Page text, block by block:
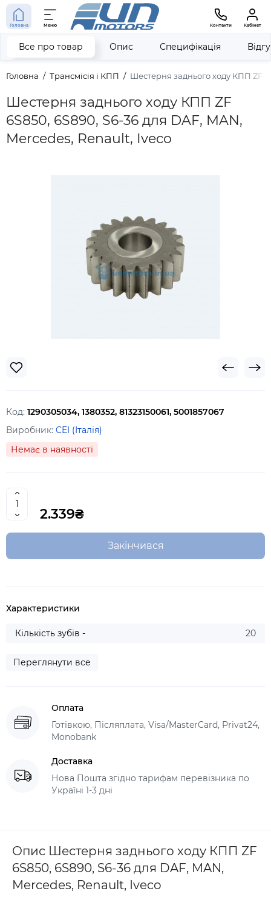
Головна Меню Контакти Кабінет
Головна Трансмісія і КПП Шестерня заднього ходу КПП ZF
Шестерня заднього ходу КПП ZF
6S850, 6S890, S6-36 для DAF, MAN,
Mercedes, Renault, Iveco
Все про товар Опис Специфікація
Код: 1290305034, 1380352, 81323150061, 5001857067
Виробник: CEI (Італія)
Немає в наявності
2.339₴
Закінчився
Характеристики
Кількість зубів - 20
Переглянути все
Оплата
Готівкою, Післяплата, Visa/MasterCard, Privat24,
Monobank
Доставка
Нова Пошта згідно тарифам перевізника по
Україні 1-3 дні
Опис Шестерня заднього ходу КПП ZF
6S850, 6S890, S6-36 для DAF, MAN,
Mercedes, Renault, Iveco